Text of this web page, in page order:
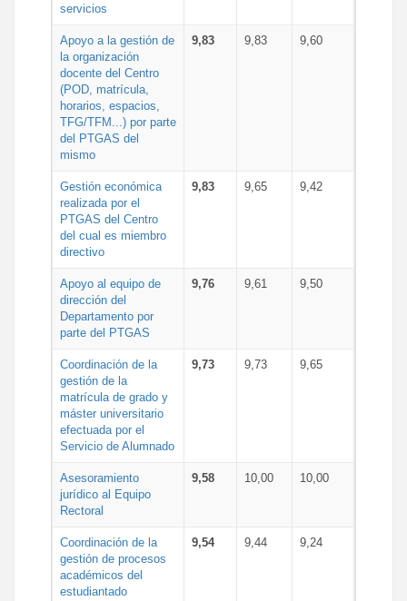
servicios
Apoyo a la gestión de
la organización
docente del Centro
(POD, matrícula,
horarios, espacios,
TFG/TFM...) por parte
del PTGAS del
mismo
9,83 9,83 9,60
Gestión económica
realizada por el
PTGAS del Centro
del cual es miembro
directivo
9,83 9,65 9,42
Apoyo al equipo de
dirección del
Departamento por
parte del PTGAS
9,76 9,61 9,50
Coordinación de la
gestión de la
matrícula de grado y
máster universitario
efectuada por el
Servicio de Alumnado
9,73 9,73 9,65
Asesoramiento
jurídico al Equipo
Rectoral
9,58 10,00 10,00
Coordinación de la
gestión de procesos
académicos del
estudiantado
9,54 9,44 9,24